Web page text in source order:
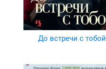
До встречи с тобой